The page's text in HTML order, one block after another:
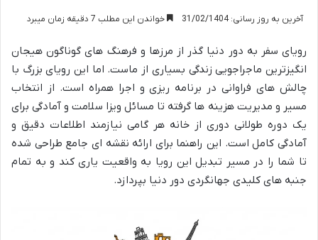
آخرین به روز رسانی: 31/02/1404 خواندن این مطلب 7 دقیقه زمان میبرد
رویای سفر به دور دنیا گذر از مرزها و فرهنگ های گوناگون هیجان
انگیزترین ماجراجویی زندگی بسیاری از ماست. اما این رویای بزرگ با
چالش های فراوانی در برنامه ریزی و اجرا همراه است. از انتخاب
مسیر و مدیریت هزینه ها گرفته تا مسائل ویزا سلامت و آمادگی برای
یک دوره طولانی دوری از خانه هر گامی نیازمند اطلاعات دقیق و
آمادگی کامل است. این راهنما برای ارائه نقشه ای جامع طراحی شده
تا شما را در مسیر تبدیل این رویا به واقعیت یاری کند و به تمام
جنبه های کلیدی جهانگردی دور دنیا بپردازد.